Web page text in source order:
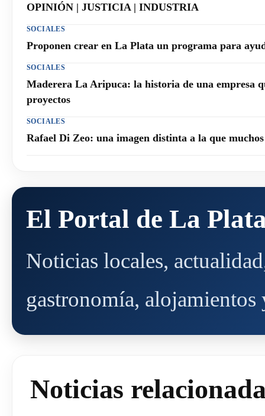
OPINIÓN | JUSTICIA | INDUSTRIA
SOCIALES
Proponen crear en La Plata un programa para
SOCIALES
Maderera La Aripuca: la historia de una empresa
proyectos
SOCIALES
Rafael Di Zeo: una imagen distinta a la que
El Portal de La
Noticias locales,
gastronomía,
Noticias